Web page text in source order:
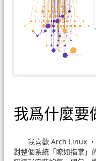
我爲什麼要
我喜歡 Arch Linux
對整個系統「瞭如指掌」